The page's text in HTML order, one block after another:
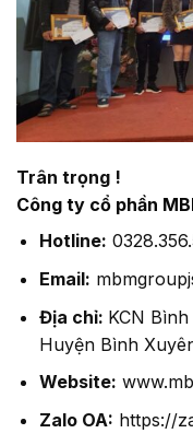
Trân trọng !
Công ty cổ phần
Hotline:
Email:
Địa chỉ: KCN
Huyện Bình
Website:
Zalo OA: https://